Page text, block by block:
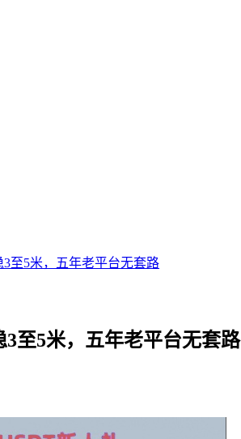
至5米，五年老平台无套路
至5米，五年老平台无套路